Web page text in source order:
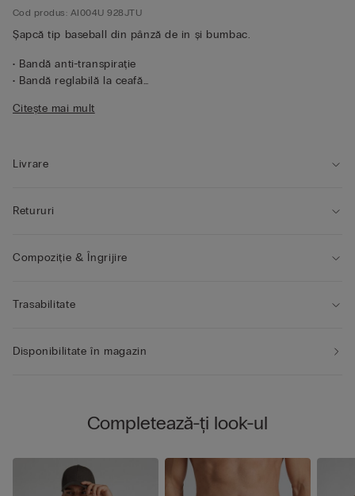
Cod produs: AI004U 928JTU
Șapcă tip baseball din pânză de in și bumbac.
• Bandă anti-transpirație
• Bandă reglabilă la ceafă
Citește mai mult
Livrare
Retururi
Compoziție & Îngrijire
Trasabilitate
Disponibilitate în magazin
Completează-ți look-ul